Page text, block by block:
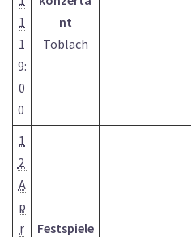
1
1
9:
0
0
nt
Toblach
1
2
A
p
r
Festspiele